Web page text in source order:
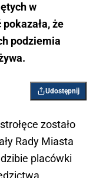
w
że
podziemia
Udostępnij
zostało
Rady Miasta
placówki